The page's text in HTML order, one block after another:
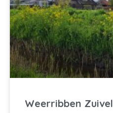
Weerribben Zuivel